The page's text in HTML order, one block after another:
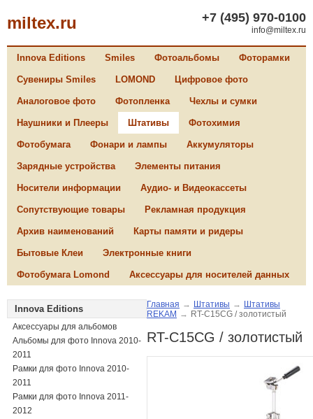
miltex.ru +7 (495) 970-0100
info@miltex.ru
Innova Editions Smiles Фотоальбомы Фоторамки
Сувениры Smiles LOMOND Цифровое фото
Аналоговое фото Фотопленка Чехлы и сумки
Наушники и Плееры Штативы Фотохимия
Фотобумага Фонари и лампы Аккумуляторы
Зарядные устройства Элементы питания
Носители информации Аудио- и Видеокассеты
Сопутствующие товары Рекламная продукция
Архив наименований Карты памяти и ридеры
Бытовые Клеи Электронные книги
Фотобумага Lomond Аксессуары для носителей данных
Innova Editions
Аксессуары для альбомов
Альбомы для фото Innova 2010-
2011
Рамки для фото Innova 2010-
2011
Рамки для фото Innova 2011-
2012
Главная → Штативы → Штативы
REKAM → RT-C15CG / золотистый
RT-C15CG / золотистый